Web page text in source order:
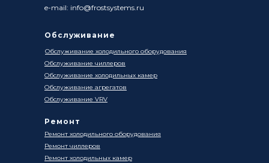
e-mail: info@frostsystems.ru
Ремонт
Ремонт холодильного оборудования
Ремонт чиллеров
Ремонт холодильных камер
Обслуживание
Обслуживание холодильного оборудования
Обслуживание чиллеров
Обслуживание холодильных камер
Обслуживание агрегатов
Обслуживание VRV